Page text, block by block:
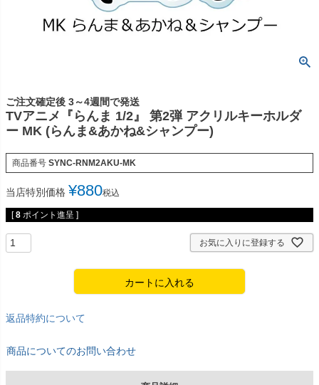
ご注文確定後 3～4週間で発送
TVアニメ『らんま 1/2』 第2弾 アクリルキーホルダ
ー MK (らんま&あかね&シャンプー)
商品番号 SYNC-RNM2AKU-MK
当店特別価格 ¥880税込
[ 8 ポイント進呈 ]
お気に入りに登録する
カートに入れる
返品特約について
商品についてのお問い合わせ